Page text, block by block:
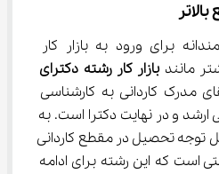
هوشمندانه برای ورود به بازار کار
بازار کار رشته دکترای
مدرک کاردانی به کارشناسی
و در نهایت دکترا است. به
توجه تحصیل در مقطع کاردانی
است که این رشته برای ادامه